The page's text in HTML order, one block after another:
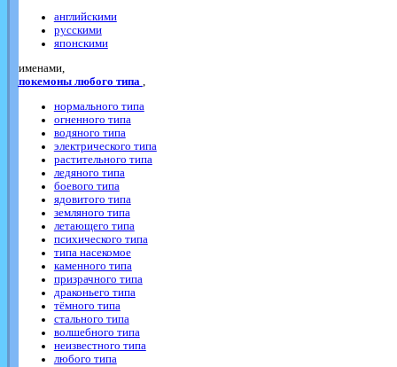
английскими
русскими
японскими
именами,
покемоны любого типа
нормального типа
огненного типа
водяного типа
электрического типа
растительного типа
ледяного типа
боевого типа
ядовитого типа
земляного типа
летающего типа
психического типа
типа насекомое
каменного типа
призрачного типа
драконьего типа
тёмного типа
стального типа
волшебного типа
неизвестного типа
любого типа